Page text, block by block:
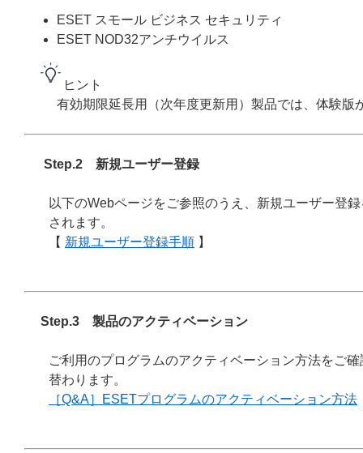
ESET スモール ビジネス セキュリティ
ESET NOD32アンチウイルス
ヒント
有効期限延長用（次年度更新用）製品では、体験版
Step.2 新規ユーザー登録
以下のWebページをご参照のうえ、新規ユーザー登
されます。
【 新規ユーザー登録手順 】
Step.3 製品のアクティベーション
ご利用のプログラムのアクティベーション方法をご
替わります。
［Q&A］ESETプログラムのアクティベーション方法